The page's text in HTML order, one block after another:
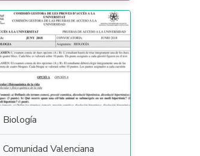
Biología
Comunidad Valenciana